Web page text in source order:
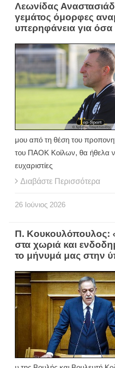
Λεωνίδας
γεμάτος όμορφες
υπερηφάνεια για όσα
μου από τη θέση του
του ΠΑΟΚ Κοίλων, θα ήθελα
ευχαριστίες
Διαβάστε Περισσότερα
26 Ιούνιος 2026
Π. Κουκουλόπουλος:
στα χωριά και
το μήνυμά μας στην